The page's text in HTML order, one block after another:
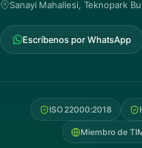
Sanayi Mahallesi, Teknopark
Escríbenos por WhatsApp
ISO 22000:2018
Miembro de